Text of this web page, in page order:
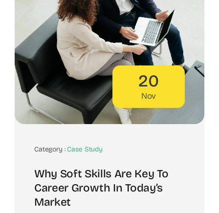
20
Nov
Category : Case Study
Why Soft Skills Are Key To
Career Growth In Today’s
Market